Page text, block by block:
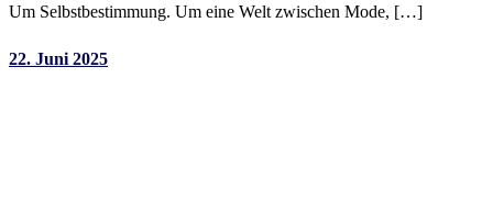
Um Selbstbestimmung. Um eine Welt zwischen Mode, […]
22. Juni 2025